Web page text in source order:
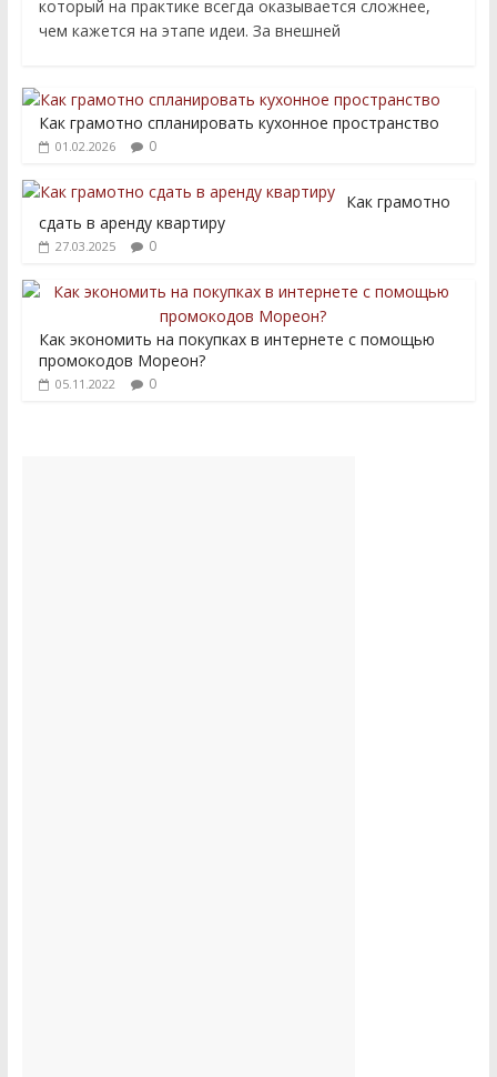
который на практике всегда оказывается сложнее,
чем кажется на этапе идеи. За внешней
Как грамотно спланировать кухонное пространство
01.02.2026 0
Как грамотно
сдать в аренду квартиру
27.03.2025 0
Как экономить на покупках в интернете с помощью
промокодов Мореон?
05.11.2022 0